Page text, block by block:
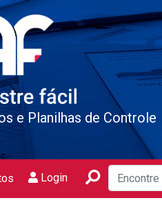
e Planilhas de Controle
Login